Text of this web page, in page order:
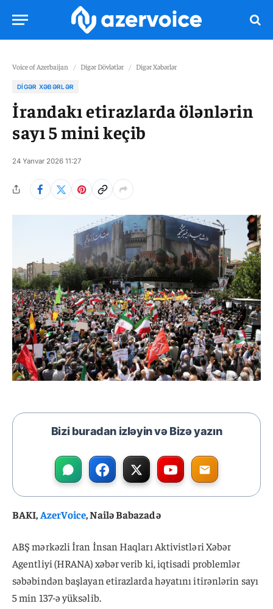
Voice of Azerbaijan / Digər Dövlətlər / Digər Xəbərlər
DIGƏR XƏBƏRLƏR
İrandakı etirazlarda ölənlərin
sayı 5 mini keçib
24 Yanvar 2026 11:27
Bizi buradan izləyin və Bizə yazın
BAKI,AzerVoice, Nailə Babazadə
ABŞ mərkəzli İran İnsan Haqları Aktivistləri Xəbər
Agentliyi (HRANA) xəbər verib ki, iqtisadi problemlər
səbəbindən başlayan etirazlarda həyatını itirənlərin sayı
5 min 137-ə yüksəlib.